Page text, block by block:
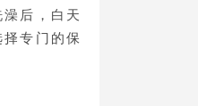
后，白天
专门的保